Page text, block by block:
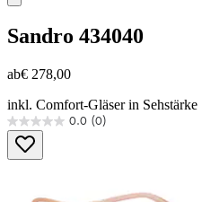
Sandro 434040
ab€ 278,00
inkl. Comfort-Gläser in Sehstärke
0.0 (0)
0.0
von
5